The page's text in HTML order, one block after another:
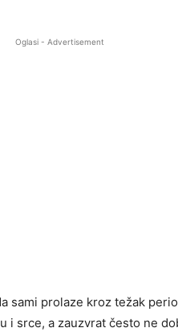
Oglasi - Advertisement
sami prolaze kroz težak
i srce, a zauzvrat često ne